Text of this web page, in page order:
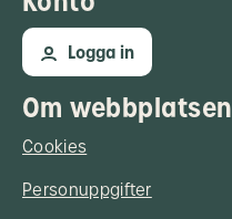
Logga in
Om webbplatsen
Cookies
Personuppgifter